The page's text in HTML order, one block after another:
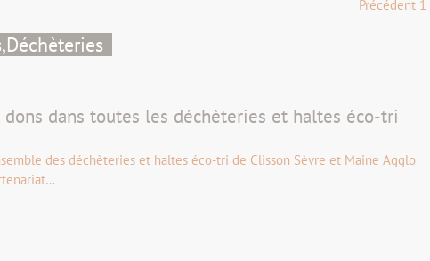
Précédent 1
Déchèteries
dons dans toutes les déchèteries et haltes éco-tri
des déchèteries et haltes éco-tri de Clisson Sèvre et Maine Agglo